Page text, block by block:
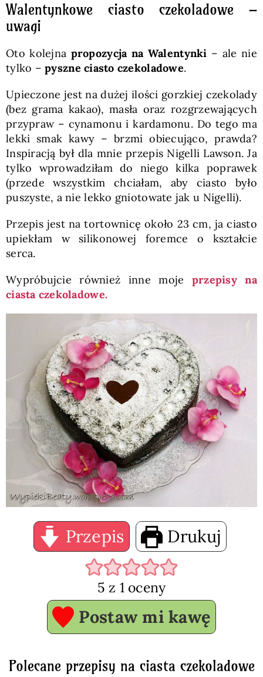
Walentynkowe ciasto czekoladowe –
uwagi
Oto kolejna propozycja na Walentynki – ale nie
tylko –pyszne ciasto czekoladowe.
Upieczone jest na dużej ilości gorzkiej czekolady
(bez grama kakao), masła oraz rozgrzewających
przypraw – cynamonu i kardamonu. Do tego ma
lekki smak kawy – brzmi obiecująco, prawda?
Inspiracją był dla mnie przepis Nigelli Lawson. Ja
tylko wprowadziłam do niego kilka poprawek
(przede wszystkim chciałam, aby ciasto było
puszyste, a nie lekko gniotowate jak u Nigelli).
Przepis jest na tortownicę około 23 cm, ja ciasto
upiekłam w silikonowej foremce o kształcie
serca.
Wypróbujcie również inne moje przepisy na
ciasta czekoladowe.
Przepis Drukuj
5 z 1 oceny
Postaw mi kawę
Polecane przepisy na ciasta czekoladowe